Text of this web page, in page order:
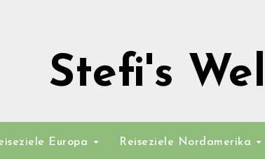
Stefi's
Europa Reiseziele Nordamerika